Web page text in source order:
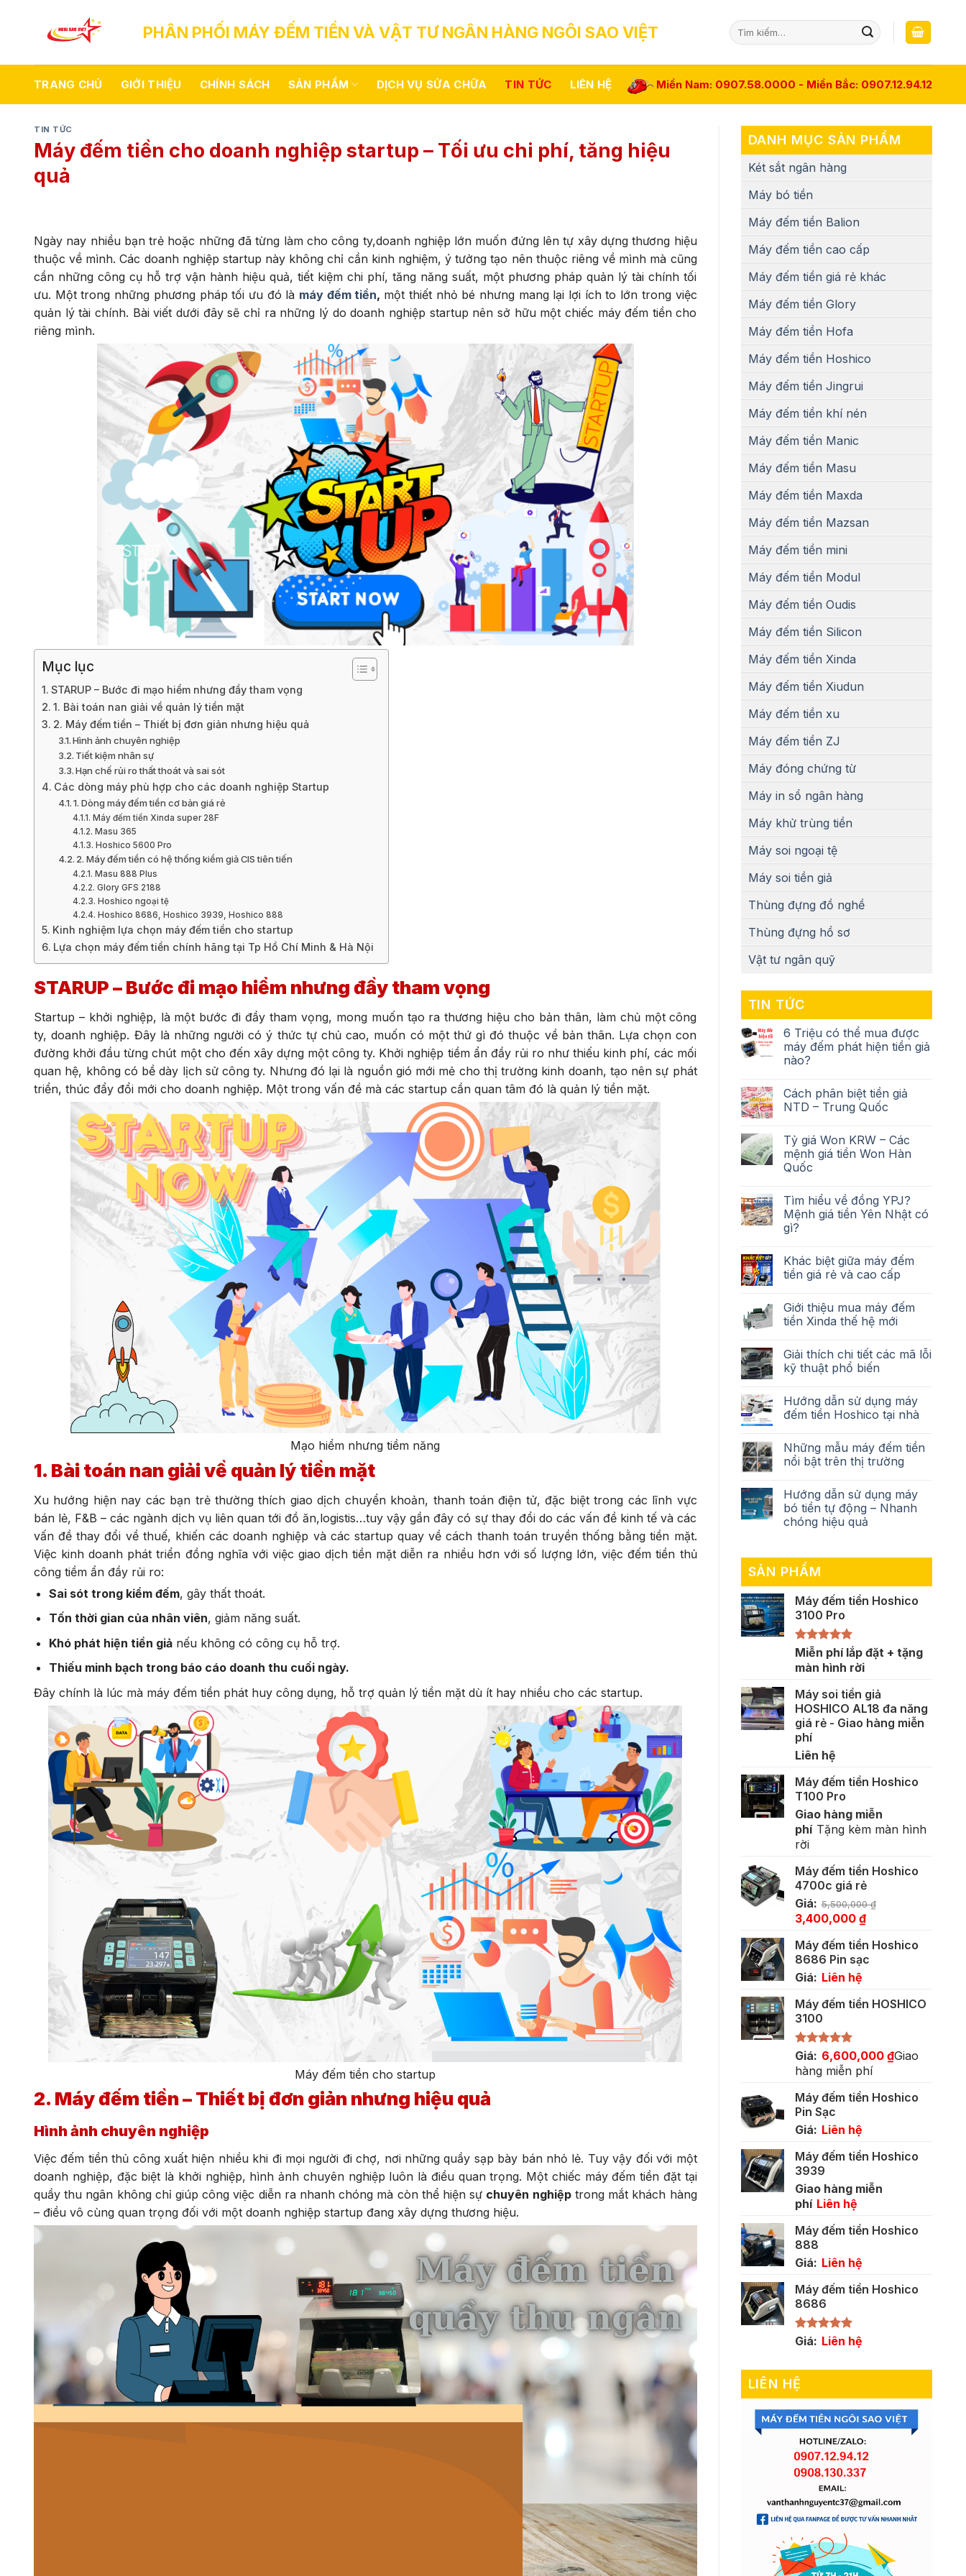
PHÂN PHỐI MÁY ĐẾM TIỀN VÀ VẬT TƯ NGÂN HÀNG NGÔI SAO VIỆT
Tìm
kiếm:
TRANG CHỦ GIỚI THIỆU CHÍNH SÁCH SẢN PHẨM DỊCH VỤ SỬA CHỮA TIN TỨC LIÊN HỆ Miền Nam: 0907.58.0000 - Miền Bắc: 0907.12.94.12
TIN TỨC
Máy đếm tiền cho doanh nghiệp startup – Tối ưu chi phí, tăng hiệu
quả
Ngày nay nhiều bạn trẻ hoặc những đã từng làm cho công ty,doanh nghiệp lớn muốn đứng lên tự xây dựng thương hiệu
thuộc về mình. Các doanh nghiệp startup này không chỉ cần kinh nghiệm, ý tưởng tạo nên thuộc riêng về mình mà cũng
cần những công cụ hỗ trợ vận hành hiệu quả, tiết kiệm chi phí, tăng năng suất, một phương pháp quản lý tài chính tối
ưu. Một trong những phương pháp tối ưu đó là máy đếm tiền, một thiết nhỏ bé nhưng mang lại lợi ích to lớn trong việc
quản lý tài chính. Bài viết dưới đây sẽ chỉ ra những lý do doanh nghiệp startup nên sở hữu một chiếc máy đếm tiền cho
riêng mình.
Mục lục
STARUP – Bước đi mạo hiểm nhưng đầy tham vọng
1. Bài toán nan giải về quản lý tiền mặt
2. Máy đếm tiền – Thiết bị đơn giản nhưng hiệu quả
Hình ảnh chuyên nghiệp
Tiết kiệm nhân sự
Hạn chế rủi ro thất thoát và sai sót
Các dòng máy phù hợp cho các doanh nghiệp Startup
1. Dòng máy đếm tiền cơ bản giá rẻ
Máy đếm tiền Xinda super 28F
Masu 365
Hoshico 5600 Pro
2. Máy đếm tiền có hệ thống kiểm giả CIS tiên tiến
Masu 888 Plus
Glory GFS 2188
Hoshico ngoại tệ
Hoshico 8686, Hoshico 3939, Hoshico 888
Kinh nghiệm lựa chọn máy đếm tiền cho startup
Lựa chọn máy đếm tiền chính hãng tại Tp Hồ Chí Minh & Hà Nội
STARUP – Bước đi mạo hiểm nhưng đầy tham vọng
Startup – khởi nghiệp, là một bước đi đầy tham vọng, mong muốn tạo ra thương hiệu cho bản thân, làm chủ một công
ty, doanh nghiệp. Đây là những người có ý thức tự chủ cao, muốn có một thứ gì đó thuộc về bản thân. Lựa chọn con
đường khởi đầu từng chút một cho đến xây dựng một công ty. Khởi nghiệp tiềm ẩn đầy rủi ro như thiếu kinh phí, các mối
quan hệ, không có bề dày lịch sử công ty. Nhưng đó lại là nguồn gió mới mẻ cho thị trường kinh doanh, tạo nên sự phát
triển, thúc đẩy đổi mới cho doanh nghiệp. Một trong vấn đề mà các startup cần quan tâm đó là quản lý tiền mặt.
Mạo hiểm nhưng tiềm năng
1. Bài toán nan giải về quản lý tiền mặt
Xu hướng hiện nay các bạn trẻ thường thích giao dịch chuyển khoản, thanh toán điện tử, đặc biệt trong các lĩnh vực
bán lẻ, F&B – các ngành dịch vụ liên quan tới đồ ăn,logistis…tuy vậy gần đây có sự thay đổi do các vấn đề kinh tế và các
vấn đề thay đổi về thuế, khiến các doanh nghiệp và các startup quay về cách thanh toán truyền thống bằng tiền mặt.
Việc kinh doanh phát triển đồng nghĩa với việc giao dịch tiền mặt diễn ra nhiều hơn với số lượng lớn, việc đếm tiền thủ
công tiềm ẩn đầy rủi ro:
Sai sót trong kiểm đếm, gây thất thoát.
Tốn thời gian của nhân viên, giảm năng suất.
Khó phát hiện tiền giảnếu không có công cụ hỗ trợ.
Thiếu minh bạch trong báo cáo doanh thu cuối ngày.
Đây chính là lúc mà máy đếm tiền phát huy công dụng, hỗ trợ quản lý tiền mặt dù ít hay nhiều cho các startup.
Máy đếm tiền cho startup
2. Máy đếm tiền – Thiết bị đơn giản nhưng hiệu quả
Hình ảnh chuyên nghiệp
Việc đếm tiền thủ công xuất hiện nhiều khi đi mọi người đi chợ, nơi những quầy sạp bày bán nhỏ lẻ. Tuy vậy đối với một
doanh nghiệp, đặc biệt là khởi nghiệp, hình ảnh chuyên nghiệp luôn là điều quan trọng. Một chiếc máy đếm tiền đặt tại
quầy thu ngân không chỉ giúp công việc diễn ra nhanh chóng mà còn thể hiện sự chuyên nghiệptrong mắt khách hàng
– điều vô cùng quan trọng đối với một doanh nghiệp startup đang xây dựng thương hiệu.
DANH MỤC SẢN PHẨM
Két sắt ngân hàng
Máy bó tiền
Máy đếm tiền Balion
Máy đếm tiền cao cấp
Máy đếm tiền giá rẻ khác
Máy đếm tiền Glory
Máy đếm tiền Hofa
Máy đếm tiền Hoshico
Máy đếm tiền Jingrui
Máy đếm tiền khí nén
Máy đếm tiền Manic
Máy đếm tiền Masu
Máy đếm tiền Maxda
Máy đếm tiền Mazsan
Máy đếm tiền mini
Máy đếm tiền Modul
Máy đếm tiền Oudis
Máy đếm tiền Silicon
Máy đếm tiền Xinda
Máy đếm tiền Xiudun
Máy đếm tiền xu
Máy đếm tiền ZJ
Máy đóng chứng từ
Máy in sổ ngân hàng
Máy khử trùng tiền
Máy soi ngoại tệ
Máy soi tiền giả
Thùng đựng đồ nghề
Thùng đựng hồ sơ
Vật tư ngân quỹ
TIN TỨC
6 Triệu có thể mua được
máy đếm phát hiện tiền giả
nào?
Cách phân biệt tiền giả
NTD – Trung Quốc
Tỷ giá Won KRW – Các
mệnh giá tiền Won Hàn
Quốc
Tìm hiểu về đồng YPJ?
Mệnh giá tiền Yên Nhật có
gì?
Khác biệt giữa máy đếm
tiền giá rẻ và cao cấp
Giới thiệu mua máy đếm
tiền Xinda thế hệ mới
Giải thích chi tiết các mã lỗi
kỹ thuật phổ biến
Hướng dẫn sử dụng máy
đếm tiền Hoshico tại nhà
Những mẫu máy đếm tiền
nổi bật trên thị trường
Hướng dẫn sử dụng máy
bó tiền tự động – Nhanh
chóng hiệu quả
SẢN PHẨM
Máy đếm tiền Hoshico
3100 Pro
Được xếp
hạng 5.00
5 sao
Miễn phí lắp đặt + tặng
màn hình rời
Máy soi tiền giả
HOSHICO AL18 đa năng
giá rẻ - Giao hàng miễn
phí
Liên hệ
Máy đếm tiền Hoshico
T100 Pro
Giao hàng miễn
phí Tặng kèm màn hình
rời
Máy đếm tiền Hoshico
4700c giá rẻ
Giá: 5,500,000₫
Giá
là:
5,500,000 ₫.
3,400,000 ₫Giá
tại
là:
Máy đếm tiền Hoshico
8686 Pin sạc
Giá: Liên hệ
Máy đếm tiền HOSHICO
3100
Được xếp
hạng
5.00
5 sao
Giá: 6,600,000 ₫Giao
hàng miễn phí
Máy đếm tiền Hoshico
Pin Sạc
Giá: Liên hệ
Máy đếm tiền Hoshico
3939
Giao hàng miễn
phí Liên hệ
Máy đếm tiền Hoshico
888
Giá: Liên hệ
Máy đếm tiền Hoshico
8686
Được xếp
Giá: Liên hệ
LIÊN HỆ